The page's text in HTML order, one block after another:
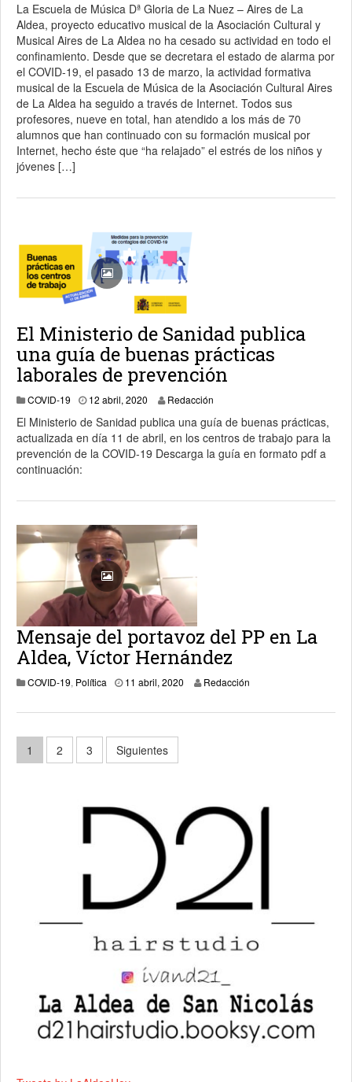
La Escuela de Música Dª Gloria de La Nuez – Aires de La
Aldea, proyecto educativo musical de la Asociación Cultural y
Musical Aires de La Aldea no ha cesado su actividad en todo el
confinamiento. Desde que se decretara el estado de alarma por
el COVID-19, el pasado 13 de marzo, la actividad formativa
musical de la Escuela de Música de la Asociación Cultural Aires
de La Aldea ha seguido a través de Internet. Todos sus
profesores, nueve en total, han atendido a los más de 70
alumnos que han continuado con su formación musical por
Internet, hecho éste que “ha relajado” el estrés de los niños y
jóvenes […]
El Ministerio de Sanidad publica
una guía de buenas prácticas
laborales de prevención
COVID-19 12 abril, 2020 12 abril, 2020
Redacción
El Ministerio de Sanidad publica una guía de buenas prácticas,
actualizada en día 11 de abril, en los centros de trabajo para la
prevención de la COVID-19 Descarga la guía en formato pdf a
continuación:
Mensaje del portavoz del PP en La
Aldea, Víctor Hernández
COVID-19, Política 11 abril, 2020 11 abril, 2020
Redacción
Paginación
entradas
1 2 3 Siguientes